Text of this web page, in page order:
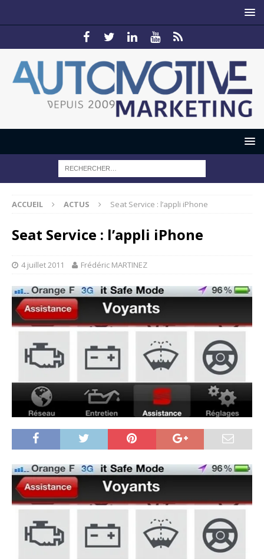
ACCUEIL ACTUS Seat Service : l’appli iPhone
Seat Service : l’appli iPhone
4 juillet 2011 Frédéric MARTINEZ